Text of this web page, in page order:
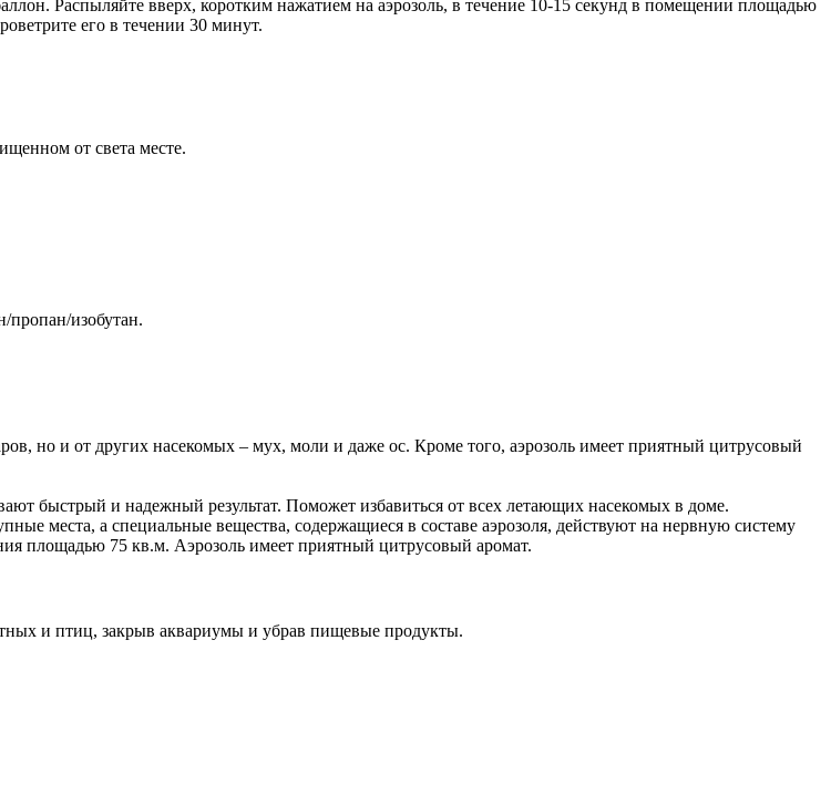
Распыляйте вверх, коротким нажатием на аэрозоль, в течение 10-15 секунд в помещении площадью
его в течении 30 минут.
от света месте.
пропан/изобутан.
но и от других насекомых – мух, моли и даже ос. Кроме того, аэрозоль имеет приятный цитрусовый
быстрый и надежный результат. Поможет избавиться от всех летающих насекомых в доме.
места, а специальные вещества, содержащиеся в составе аэрозоля, действуют на нервную систему
площадью 75 кв.м. Аэрозоль имеет приятный цитрусовый аромат.
и птиц, закрыв аквариумы и убрав пищевые продукты.